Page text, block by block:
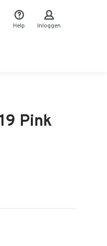
Help Inloggen
Pink